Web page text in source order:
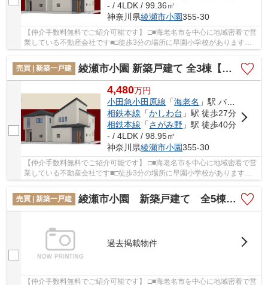
- / 4LDK / 99.36㎡
神奈川県綾瀬市小園355-30
【仲介手数料無料でご紹介可能です】 □■海老名市を中心に地域密着で営
業している不動産会社です■□徒歩3分の場所に早園小学校があります。
売買 | 新築一戸建
綾瀬市小園 新築戸建て 全3棟【仲介手数料無料】
4,480万円
小田急小田原線 「海老名 」駅 バス15分 「日立相模」 停歩5分
相鉄本線 「かしわ台 」駅 徒歩27分
相鉄本線 「さがみ野 」駅 徒歩40分
- / 4LDK / 98.95㎡
神奈川県綾瀬市小園355-30
【仲介手数料無料でご紹介可能です】 □■海老名市を中心に地域密着で営
業している不動産会社です■□徒歩3分の場所に早園小学校があります。
売買 | 新築一戸建
綾瀬市小園 新築戸建て 全5棟【仲介手数料無料】
過去掲載物件
【仲介手数料無料でご紹介可能です】 □■海老名市を中心に地域密着で営